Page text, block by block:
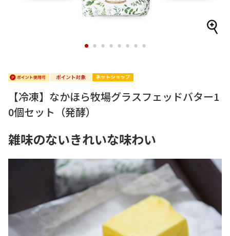
1 2 3 4 5 6 7 8
【冷凍】なかほら牧場グラスフェッドバター1
0個セット（発酵）
雑味のないきれいな味わい